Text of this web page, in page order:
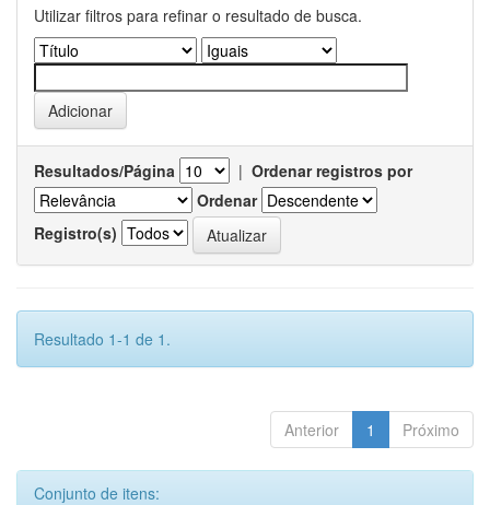
Utilizar filtros para refinar o resultado de busca.
Resultados/Página | Ordenar registros por
Ordenar
Registro(s)
Resultado 1-1 de 1.
Anterior 1 Próximo
Conjunto de itens: